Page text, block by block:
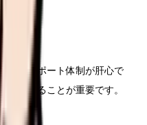
したサポート体制が肝心で
評価することが重要です。